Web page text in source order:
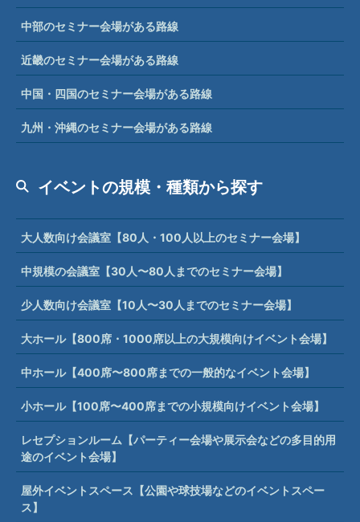
中部のセミナー会場がある路線
近畿のセミナー会場がある路線
中国・四国のセミナー会場がある路線
九州・沖縄のセミナー会場がある路線
イベントの規模・種類から探す
大人数向け会議室【80人・100人以上のセミナー会場】
中規模の会議室【30人〜80人までのセミナー会場】
少人数向け会議室【10人〜30人までのセミナー会場】
大ホール【800席・1000席以上の大規模向けイベント会場】
中ホール【400席〜800席までの一般的なイベント会場】
小ホール【100席〜400席までの小規模向けイベント会場】
レセプションルーム【パーティー会場や展示会などの多目的用
途のイベント会場】
屋外イベントスペース【公園や球技場などのイベントスペー
ス】